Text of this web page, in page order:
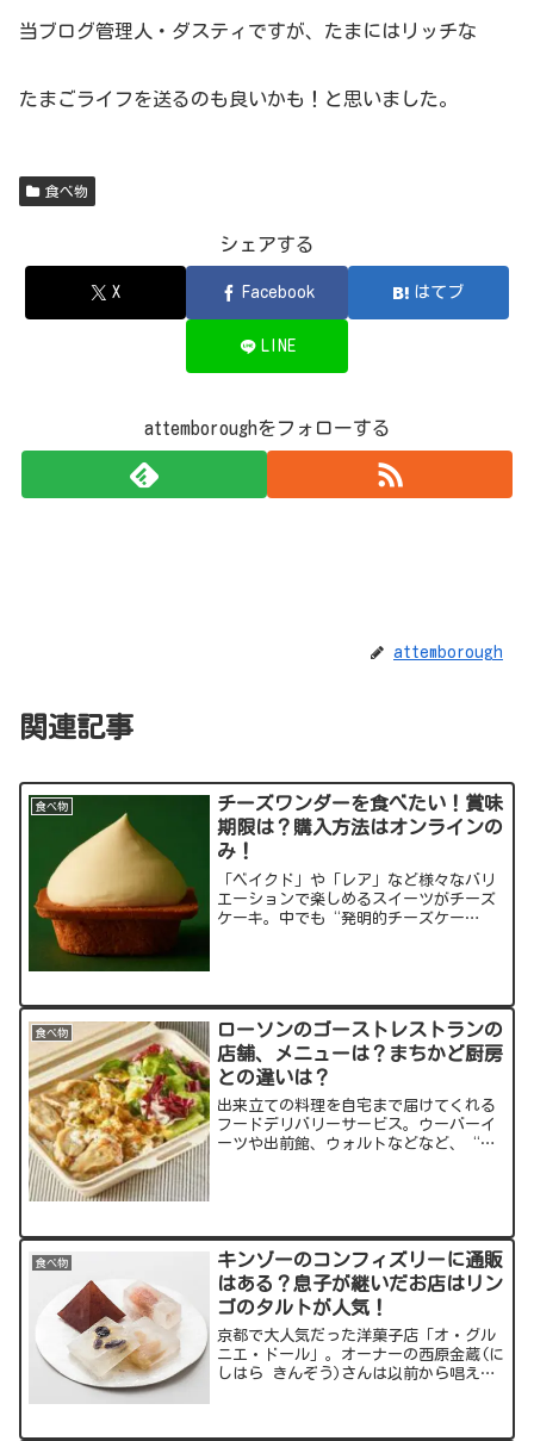
当ブログ管理人・ダスティですが、たまにはリッチな
たまごライフを送るのも良いかも！と思いました。
食べ物
シェアする
X Facebook はてブ
LINE
attemboroughをフォローする
attemborough
関連記事
食べ物
チーズワンダーを食べたい！賞味
期限は？購入方法はオンラインの
み！
「ベイクド」や「レア」など様々なバリ
エーションで楽しめるスイーツがチーズ
ケーキ。中でも“発明的チーズケー
食べ物
ローソンのゴーストレストランの
店舗、メニューは？まちかど厨房
との違いは？
出来立ての料理を自宅まで届けてくれる
フードデリバリーサービス。ウーバーイ
ーツや出前館、ウォルトなどなど、“例
食べ物
キンゾーのコンフィズリーに通販
はある？息子が継いだお店はリン
ゴのタルトが人気！
京都で大人気だった洋菓子店「オ・グル
ニエ・ドール」。オーナーの西原金蔵(に
しはら きんぞう)さんは以前から唱えて